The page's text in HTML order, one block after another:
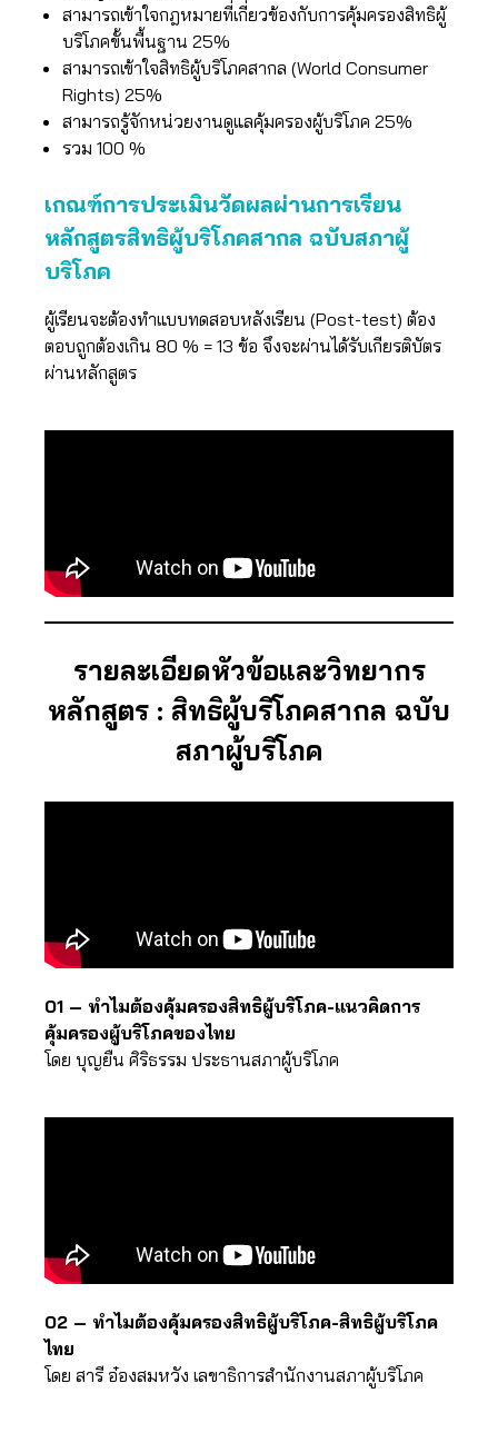
สามารถเข้าใจกฎหมายที่เกี่ยวข้องกับการคุ้มครองสิทธิผู้
บริโภคขั้นพื้นฐาน 25%
สามารถเข้าใจสิทธิผู้บริโภคสากล (World Consumer
Rights) 25%
สามารถรู้จักหน่วยงานดูแลคุ้มครองผู้บริโภค 25%
รวม 100 %
เกณฑ์การประเมินวัดผลผ่านการเรียน
หลักสูตรสิทธิผู้บริโภคสากล ฉบับสภาผู้
บริโภค
ผู้เรียนจะต้องทำแบบทดสอบหลังเรียน (Post-test) ต้อง
ตอบถูกต้องเกิน 80 % = 13 ข้อ จึงจะผ่านได้รับเกียรติบัตร
ผ่านหลักสูตร
รายละเอียดหัวข้อและวิทยากร
หลักสูตร : สิทธิผู้บริโภคสากล ฉบับ
สภาผู้บริโภค
01 – ทำไมต้องคุ้มครองสิทธิผู้บริโภค-แนวคิดการ
คุ้มครองผู้บริโภคของไทย
โดย บุญยืน ศิริธรรม ประธานสภาผู้บริโภค
02 – ทำไมต้องคุ้มครองสิทธิผู้บริโภค-สิทธิผู้บริโภค
ไทย
โดย สารี อ๋องสมหวัง เลขาธิการสำนักงานสภาผู้บริโภค